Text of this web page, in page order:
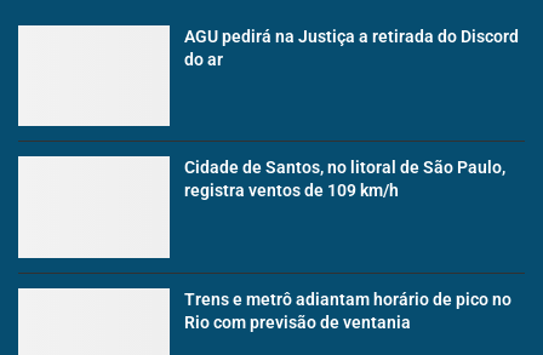
AGU pedirá na Justiça a retirada do Discord
do ar
Cidade de Santos, no litoral de São Paulo,
registra ventos de 109 km/h
Trens e metrô adiantam horário de pico no
Rio com previsão de ventania